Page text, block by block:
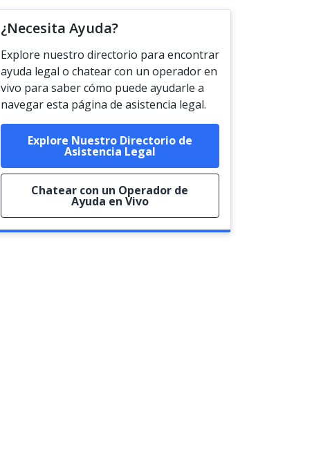
¿Necesita Ayuda?
Explore nuestro directorio para encontrar
ayuda legal o chatear con un operador en
vivo para saber cómo puede ayudarle a
navegar esta página de asistencia legal.
Explore Nuestro Directorio de
Asistencia Legal
Chatear con un Operador de
Ayuda en Vivo